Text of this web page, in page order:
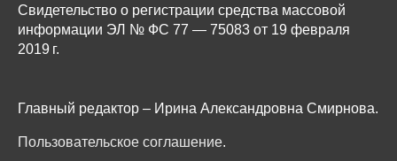
Свидетельство о регистрации средства массовой
информации ЭЛ № ФС 77 — 75083 от 19 февраля
2019 г.
Главный редактор – Ирина Александровна Смирнова.
Пользовательское соглашение.